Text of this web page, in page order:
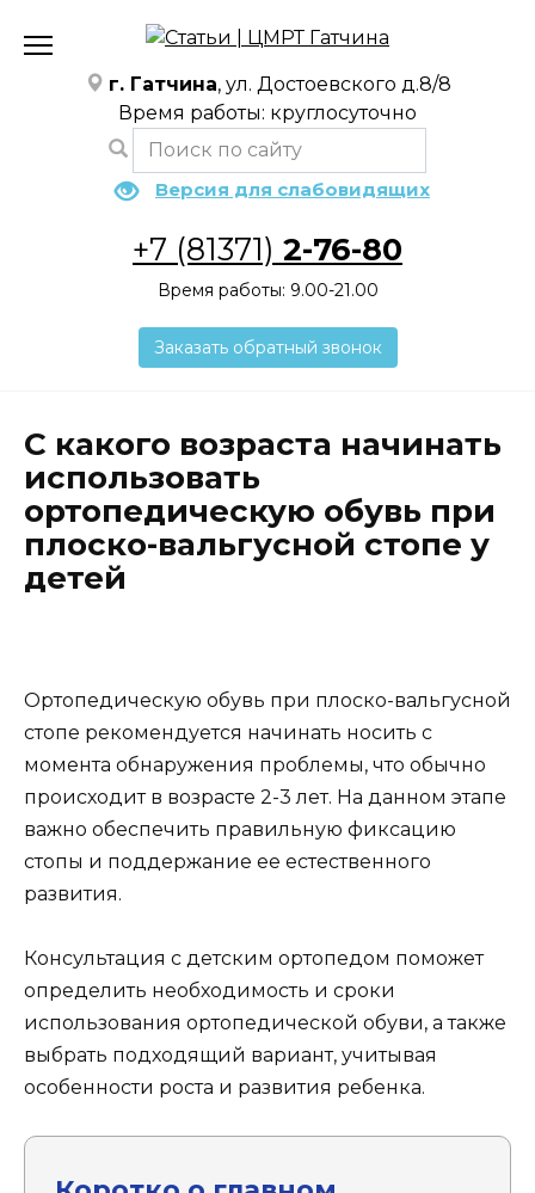
содержанию
г. Гатчина, ул. Достоевского д.8/8
Время работы: круглосуточно
Версия для слабовидящих
+7 (81371) 2-76-80
Время работы: 9.00-21.00
Заказать обратный звонок
С какого возраста начинать
использовать
ортопедическую обувь при
плоско-вальгусной стопе у
детей
Ортопедическую обувь при плоско-вальгусной
стопе рекомендуется начинать носить с
момента обнаружения проблемы, что обычно
происходит в возрасте 2-3 лет. На данном этапе
важно обеспечить правильную фиксацию
стопы и поддержание ее естественного
развития.
Консультация с детским ортопедом поможет
определить необходимость и сроки
использования ортопедической обуви, а также
выбрать подходящий вариант, учитывая
особенности роста и развития ребенка.